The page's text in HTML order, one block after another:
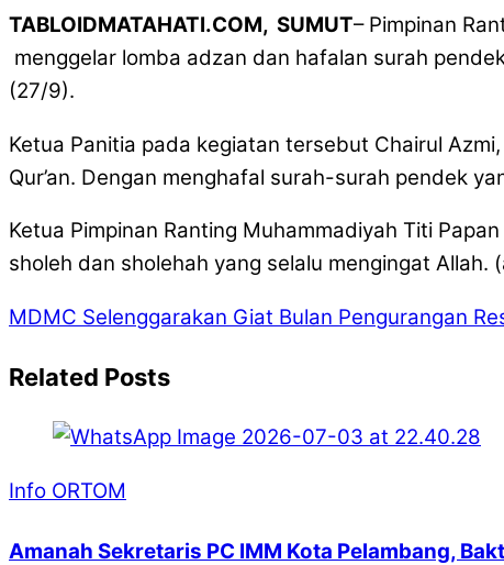
TABLOIDMATAHATI.COM, SUMUT– Pimpinan
menggelar lomba adzan dan hafalan surah
(27/9).
Ketua Panitia pada kegiatan tersebut Chairul
Qur’an. Dengan menghafal surah-surah pendek
Ketua Pimpinan Ranting Muhammadiyah Titi
sholeh dan sholehah yang selalu mengingat Allah.
MDMC Selenggarakan Giat Bulan Pengurangan
Related Posts
Info ORTOM
Amanah Sekretaris PC IMM Kota Pelambang,